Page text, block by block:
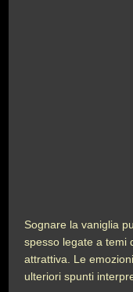
Sognare la vaniglia
spesso legate a temi
attrattiva. Le
ulteriori spunti